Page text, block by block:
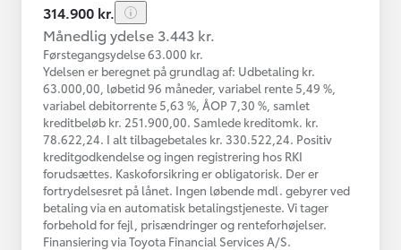
314.900 kr.
Månedlig ydelse 3.443 kr.
Førstegangsydelse 63.000 kr.
Ydelsen er beregnet på grundlag af: Udbetaling kr.
63.000,00, løbetid 96 måneder, variabel rente 5,49 %,
variabel debitorrente 5,63 %, ÅOP 7,30 %, samlet
kreditbeløb kr. 251.900,00. Samlede kreditomk. kr.
78.622,24. I alt tilbagebetales kr. 330.522,24. Positiv
kreditgodkendelse og ingen registrering hos RKI
forudsættes. Kaskoforsikring er obligatorisk. Der er
fortrydelsesret på lånet. Ingen løbende mdl. gebyrer ved
betaling via en automatisk betalingstjeneste. Vi tager
forbehold for fejl, prisændringer og renteforhøjelser.
Finansiering via Toyota Financial Services A/S.